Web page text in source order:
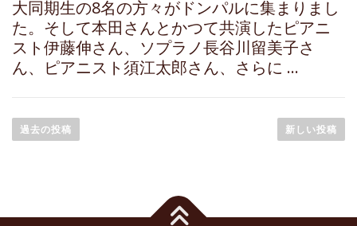
大同期生の8名の方々がドンパルに集まりまし
た。そして本田さんとかつて共演したピアニ
スト伊藤伸さん、ソプラノ長谷川留美子さ
ん、ピアニスト須江太郎さん、さらに …
稿
過去の投稿 新しい投稿